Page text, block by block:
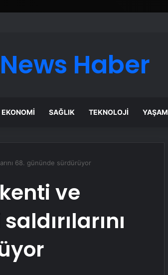
Haber
EKONOMI SAĞLIK TEKNOLOJI YAŞAM
68. gününde sürdürüyor
ve